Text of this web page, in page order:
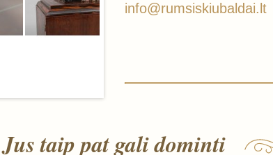
info@rumsiskiubaldai.lt
Jus taip pat gali dominti